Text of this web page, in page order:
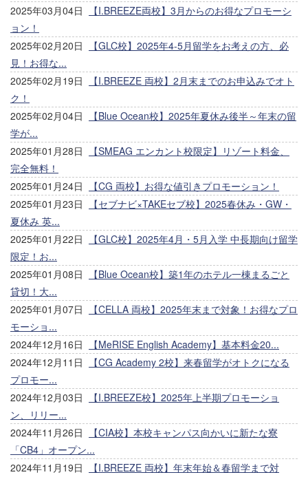
2025年03月04日
【I.BREEZE両校】3月からのお得なプロモーシ
ョン！
2025年02月20日
【GLC校】2025年4-5月留学をお考えの方、必
見！お得な...
2025年02月19日
【I.BREEZE 両校】2月末までのお申込みでオト
ク！
2025年02月04日
【Blue Ocean校】2025年夏休み後半～年末の留
学が...
2025年01月28日
【SMEAG エンカント校限定】リゾート料金、
完全無料！
2025年01月24日
【CG 両校】お得な値引きプロモーション！
2025年01月23日
【セブナビ×TAKEセブ校】2025春休み・GW・
夏休み 英...
2025年01月22日
【GLC校】2025年4月・5月入学 中長期向け留学
限定！お...
2025年01月08日
【Blue Ocean校】築1年のホテル一棟まるごと
貸切！大...
2025年01月07日
【CELLA 両校】2025年末まで対象！お得なプロ
モーショ...
2024年12月16日
【MeRISE English Academy】基本料金20...
2024年12月11日
【CG Academy 2校】来春留学がオトクになる
プロモー...
2024年12月03日
【I.BREEZE校】2025年上半期プロモーショ
ン、リリー...
2024年11月26日
【CIA校】本校キャンパス向かいに新たな寮
「CB4」オープン...
2024年11月19日
【I.BREEZE 両校】年末年始＆春留学まで対